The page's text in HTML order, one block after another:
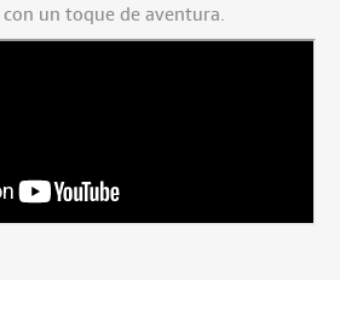
un toque de aventura.